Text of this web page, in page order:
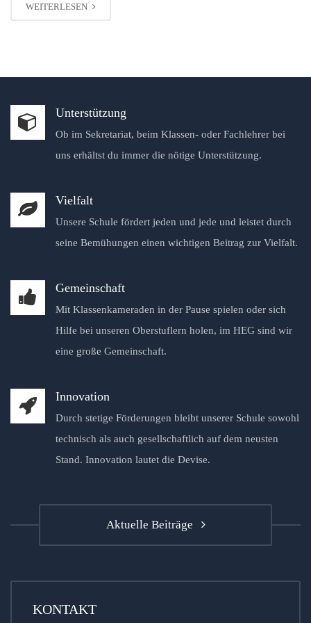
WEITERLESEN
Unterstützung
Ob im Sekretariat, beim Klassen- oder Fachlehrer bei
uns erhältst du immer die nötige Unterstützung.
Vielfalt
Unsere Schule fördert jeden und jede und leistet durch
seine Bemühungen einen wichtigen Beitrag zur Vielfalt.
Gemeinschaft
Mit Klassenkameraden in der Pause spielen oder sich
Hilfe bei unseren Oberstuflern holen, im HEG sind wir
eine große Gemeinschaft.
Innovation
Durch stetige Förderungen bleibt unserer Schule sowohl
technisch als auch gesellschaftlich auf dem neusten
Stand. Innovation lautet die Devise.
Aktuelle Beiträge
KONTAKT